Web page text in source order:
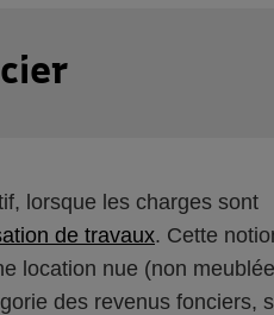
lorsque les charges sont
de travaux. Cette
location nue (non
des revenus fonciers,